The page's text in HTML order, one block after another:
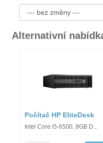
Alternativní
Počítač HP EliteDesk
Intel Core i5-6500, 8GB D...